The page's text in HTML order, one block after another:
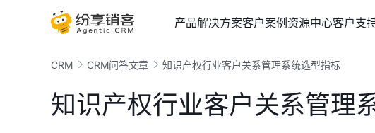
产品解决方案客户案例资源中心客户支
CRM CRM问答文章 知识产权行业客户关系管理系统选型指标
知识产权行业客户关系管理